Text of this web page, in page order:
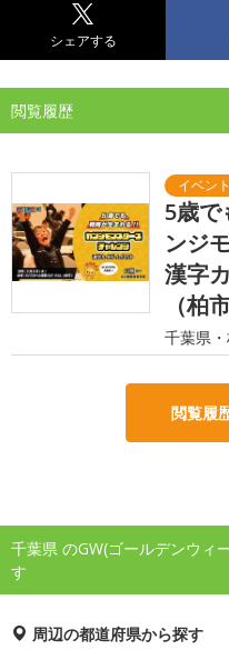
シェアする
閲覧履歴
5歳で
ンジ
漢字
（柏
千葉県
閲覧履
千葉県 のGW(ゴールデンウィ
す
周辺の都道府県から探す